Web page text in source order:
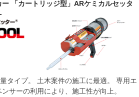
「カートリッジ型」ARケミカルセッタ
タイプ。 土木案件の施工に最適。 専用エ
サーの利用により、施工性が向上。